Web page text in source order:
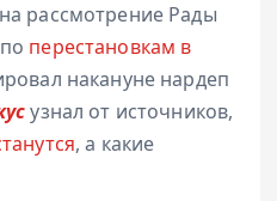
рассмотрение Рады
перестановкам в
накануне нардеп
узнал от источников,
, а какие